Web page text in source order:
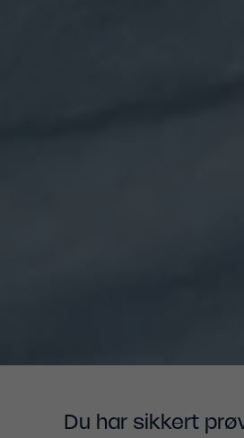
Du har sikkert